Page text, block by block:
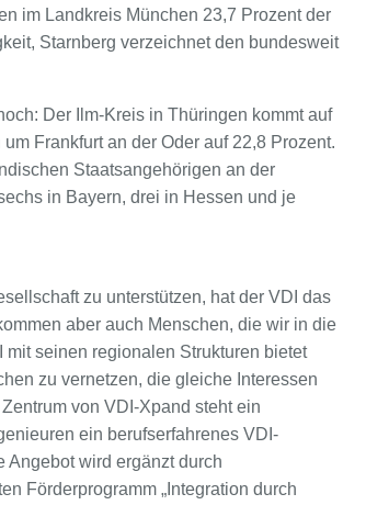
im Landkreis München 23,7 Prozent der
Starnberg verzeichnet den bundesweit
Der Ilm-Kreis in Thüringen kommt auf
Frankfurt an der Oder auf 22,8 Prozent.
Staatsangehörigen an der
in Bayern, drei in Hessen und je
zu unterstützen, hat der VDI das
aber auch Menschen, die wir in die
seinen regionalen Strukturen bietet
zu vernetzen, die gleiche Interessen
von VDI-Xpand steht ein
ein berufserfahrenes VDI-
Angebot wird ergänzt durch
Förderprogramm „Integration durch